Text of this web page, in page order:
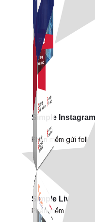
Simple Live
Phần mềm tạo kịch
Simple Instagram
Phần mềm gửi